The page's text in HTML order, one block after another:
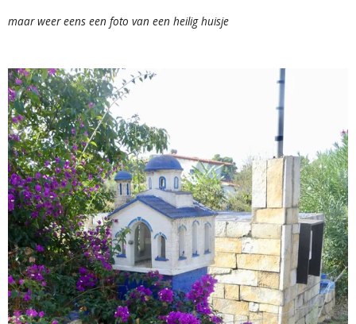
maar weer eens een foto van een heilig huisje